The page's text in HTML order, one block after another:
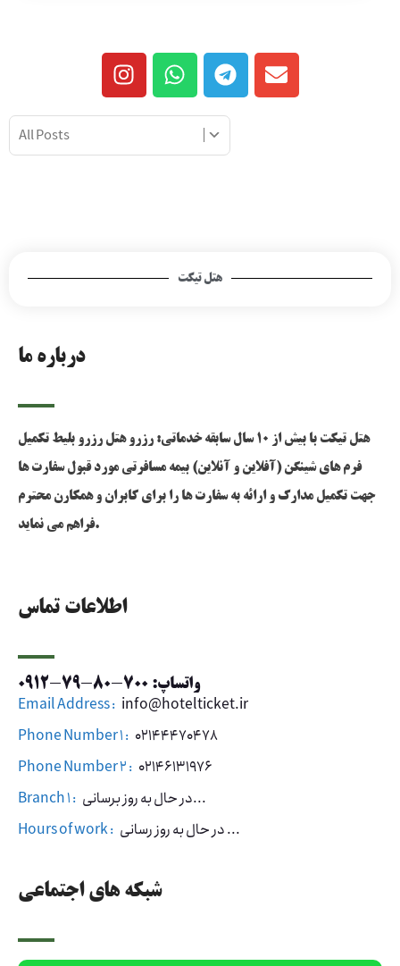
هتل تیکت
شبکه های اجتماعی
اطلاعات تماس
واتساپ: 700-80-79-0912
Email Address : info@hotelticket.ir
Phone Number 1 : 02144470478
Phone Number 2 : 02146131976
Branch 1 :
در حال به روز برسانی...
Hours of work :
در حال به روز رسانی ...
درباره ما
هتل تیکت با بیش از 10 سال سابقه خدماتی: رزرو هتل رزرو بلیط تکمیل
فرم های شینگن (آفلاین و آنلاین) بیمه مسافرتی مورد قبول سفارت ها
جهت تکمیل مدارک و ارائه به سفارت ها را برای کابران و همکارن محترم
فراهم می نماید.